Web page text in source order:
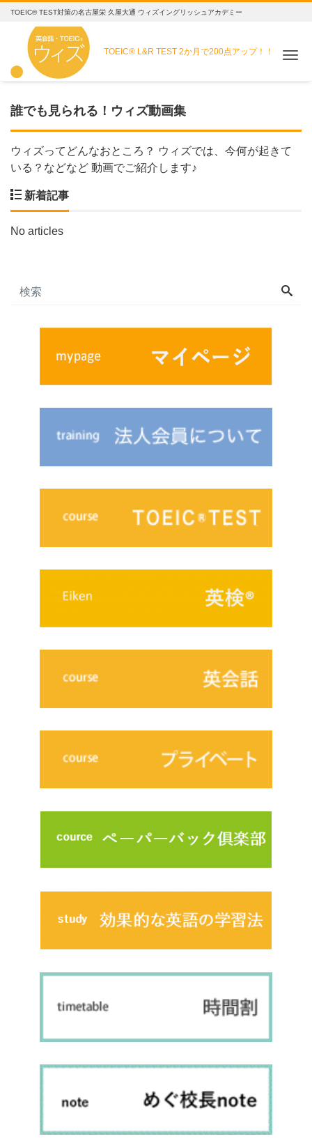
TOEIC® TEST対策の名古屋栄 久屋大通 ウィズイングリッシュアカデミー
TOEIC® L&R TEST2か月で200点アップ！！
誰でも見られる！ウィズ動画集
ウィズってどんなおところ？ ウィズでは、今何が起きて
いる？などなど 動画でご紹介します♪
新着記事
No articles